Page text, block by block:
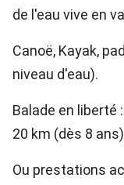
de l'eau vive en
Canoë, Kayak,
niveau d'eau).
Balade en liberté
20 km (dès 8
Ou prestations